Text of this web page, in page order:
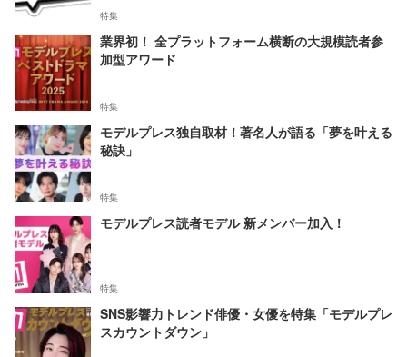
特集
業界初！ 全プラットフォーム横断の大規模読者参
加型アワード
特集
モデルプレス独自取材！著名人が語る「夢を叶える
秘訣」
特集
モデルプレス読者モデル 新メンバー加入！
特集
SNS影響力トレンド俳優・女優を特集「モデルプレ
スカウントダウン」